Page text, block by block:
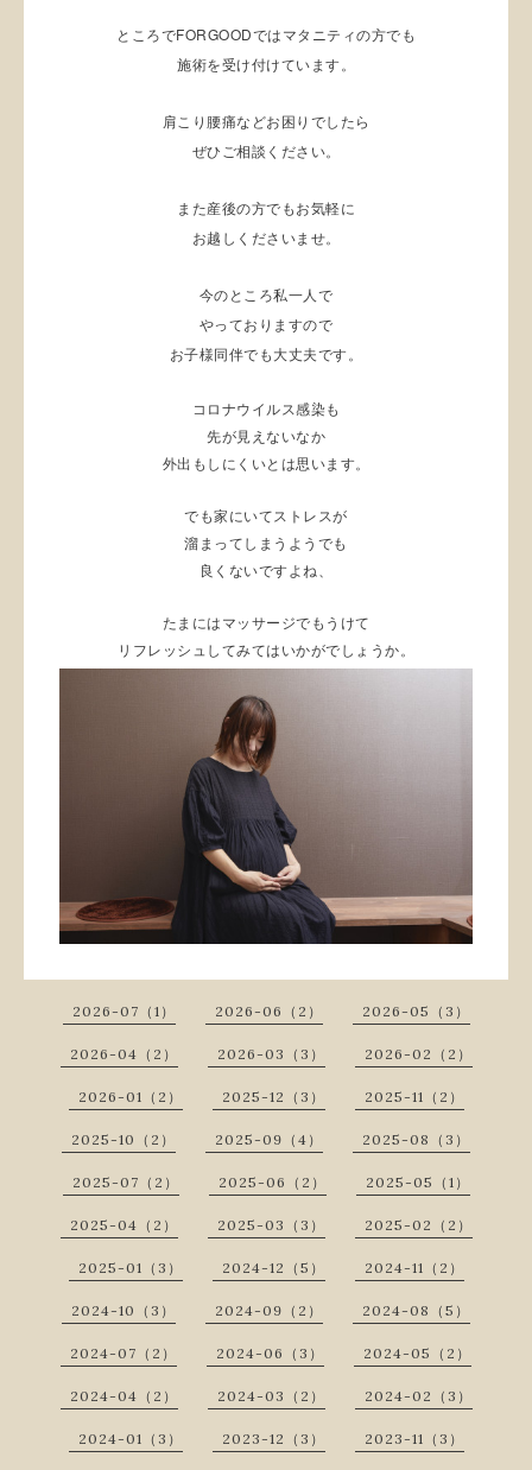
ところでFORGOODではマタニティの方でも
施術を受け付けています。
肩こり腰痛などお困りでしたら
ぜひご相談ください。
また産後の方でもお気軽に
お越しくださいませ。
今のところ私一人で
やっておりますので
お子様同伴でも大丈夫です。
コロナウイルス感染も
先が見えないなか
外出もしにくいとは思います。
でも家にいてストレスが
溜まってしまうようでも
良くないですよね、
たまにはマッサージでもうけて
リフレッシュしてみてはいかがでしょうか。
2026-07（1） 2026-06（2） 2026-05（3）
2026-04（2） 2026-03（3） 2026-02（2）
2026-01（2） 2025-12（3） 2025-11（2）
2025-10（2） 2025-09（4） 2025-08（3）
2025-07（2） 2025-06（2） 2025-05（1）
2025-04（2） 2025-03（3） 2025-02（2）
2025-01（3） 2024-12（5） 2024-11（2）
2024-10（3） 2024-09（2） 2024-08（5）
2024-07（2） 2024-06（3） 2024-05（2）
2024-04（2） 2024-03（2） 2024-02（3）
2024-01（3） 2023-12（3） 2023-11（3）